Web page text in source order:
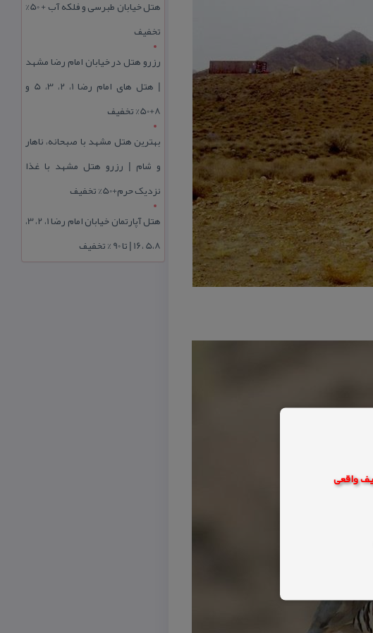
هتل خیابان طبرسی و فلکه آب + 50%
تخفیف
رزرو هتل در خیابان امام رضا مشهد
| هتل‌ های امام رضا 1، 2، 3، 5 و
8+50% تخفیف
بهترین هتل مشهد با صبحانه، ناهار
و شام | رزرو هتل مشهد با غذا
نزدیک حرم+50% تخفیف
هتل آپارتمان خیابان امام رضا 1، 2، 3،
5،8 ،16 | تا 90 % تخفیف